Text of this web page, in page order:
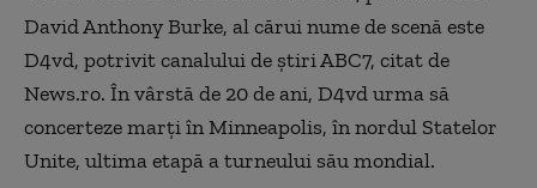
David Anthony Burke, al cărui nume de scenă este
D4vd, potrivit canalului de ştiri ABC7, citat de
News.ro. În vârstă de 20 de ani, D4vd urma să
concerteze marţi în Minneapolis, în nordul Statelor
Unite, ultima etapă a turneului său mondial.